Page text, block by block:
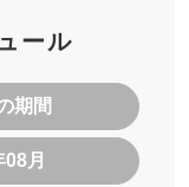
ール
期間
月